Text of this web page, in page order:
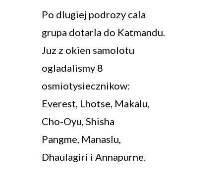
Po dlugiej podrozy cala
grupa dotarla do Katmandu.
Juz z okien samolotu
ogladalismy 8
osmiotysiecznikow:
Everest, Lhotse, Makalu,
Cho-Oyu, Shisha
Pangme, Manaslu,
Dhaulagiri i Annapurne.